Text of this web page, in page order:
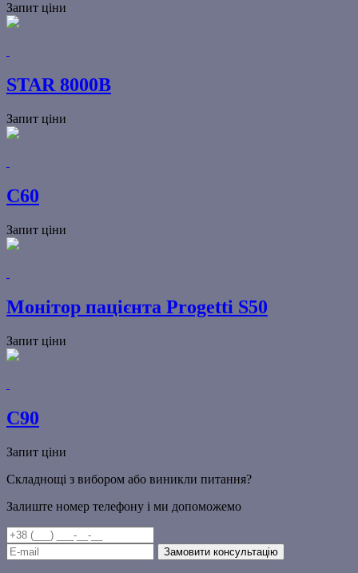
Запит ціни
STAR 8000B
Запит ціни
C60
Запит ціни
Монітор пацієнта Progetti S50
Запит ціни
C90
Запит ціни
Складнощі з вибором або виникли питання?
Залиште номер телефону і ми допоможемо